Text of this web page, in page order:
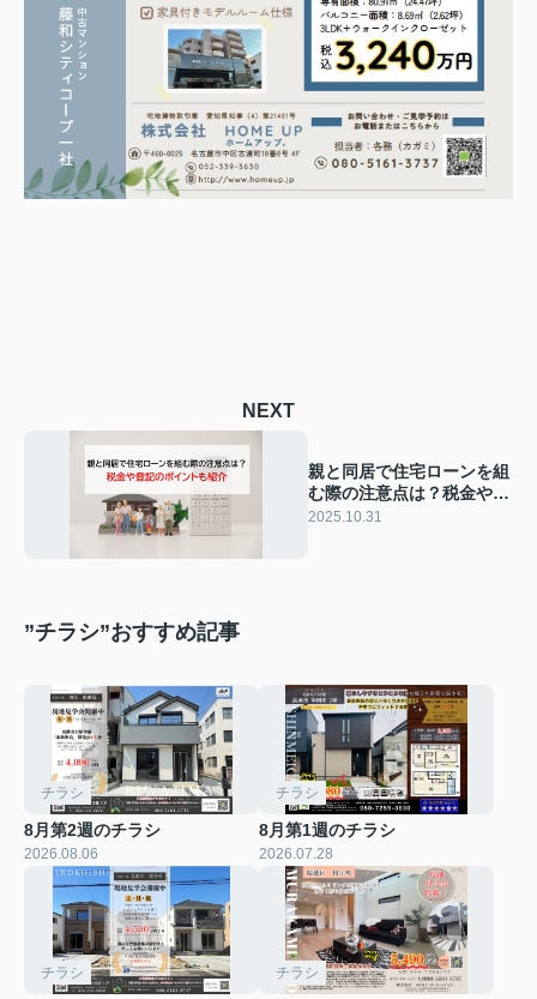
NEXT
親と同居で住宅ローンを組
む際の注意点は？税金や登
記のポイントも紹介
2025.10.31
”チラシ”おすすめ記事
チラシ
8月第2週のチラシ
2026.08.06
チラシ
8月第1週のチラシ
2026.07.28
チラシ チラシ